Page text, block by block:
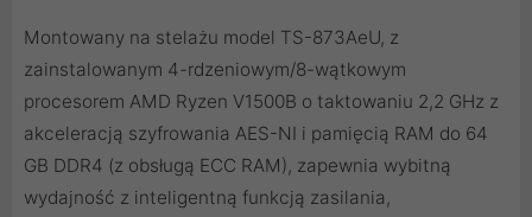
Montowany na stelażu model TS-873AeU, z
zainstalowanym 4-rdzeniowym/8-wątkowym
procesorem AMD Ryzen V1500B o taktowaniu 2,2 GHz z
akceleracją szyfrowania AES-NI i pamięcią RAM do 64
GB DDR4 (z obsługą ECC RAM), zapewnia wybitną
wydajność z inteligentną funkcją zasilania,